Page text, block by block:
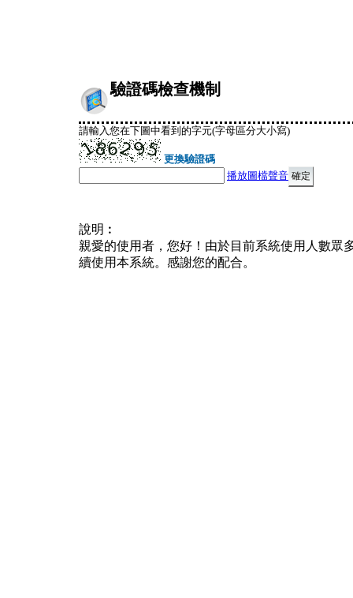
驗證碼檢查機制
請輸入您在下圖中看到的字元(字母區分大小寫)
更換驗證碼
播放圖檔聲音
說明︰
親愛的使用者，您好！由於目前系統使用人數眾
續使用本系統。感謝您的配合。